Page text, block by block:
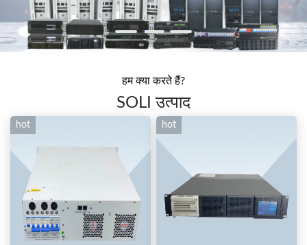
हम क्या करते हैं?
SOLI उत्पाद
hot hot